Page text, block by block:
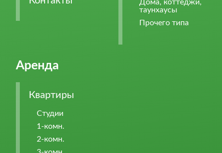
Дома, коттеджи,
таунхаусы
Прочего типа
Аренда
Квартиры
Студии
1-комн.
2-комн.